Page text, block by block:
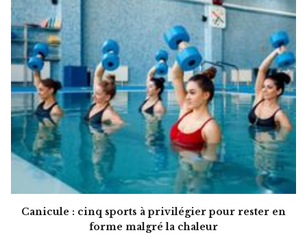
Canicule : cinq sports à privilégier pour rester en
forme malgré la chaleur